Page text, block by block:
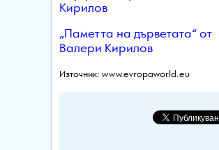
Кирилов
„Паметта на дърветата“ от
Валери Кирилов
Източник: www.evropaworld.eu